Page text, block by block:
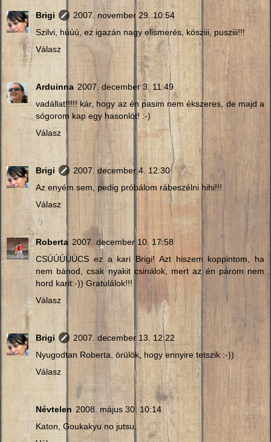
Brigi
2007. november 29. 10:54
Szilvi, húúú, ez igazán nagy elismerés, kösziii, pusziii!!!
Válasz
Arduinna 2007. december 3. 11:49
vadállat!!!!! kár, hogy az én pasim nem ékszeres, de majd a
sógorom kap egy hasonlót! :-)
Válasz
Brigi
2007. december 4. 12:30
Az enyém sem, pedig próbálom rábeszélni hihi!!!
Válasz
Roberta 2007. december 10. 17:58
CSÚÚÚÚÚCS ez a kari Brigi! Azt hiszem koppintom, ha
nem bánod, csak nyakit csinálok, mert az én párom nem
hord karit:-)) Gratulálok!!!
Válasz
Brigi
2007. december 13. 12:22
Nyugodtan Roberta, örülök, hogy ennyire tetszik :-))
Válasz
Névtelen 2008. május 30. 10:14
Katon, Goukakyu no jutsu.